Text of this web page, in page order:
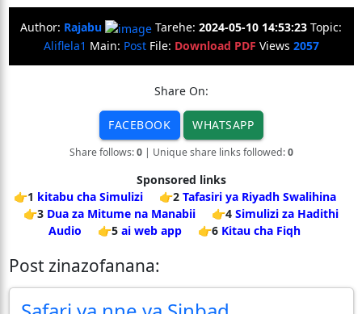
Author: Rajabu Tarehe: 2024-05-10 14:53:23 Topic:
Aliflela1 Main: PostFile: Download PDF Views 2057
Share On:
FACEBOOK WHATSAPP
Share follows:0| Unique share links followed:0
Sponsored links
👉1 kitabu cha Simulizi 👉2 Tafasiri ya Riyadh Swalihina
👉3 Dua za Mitume na Manabii 👉4 Simulizi za Hadithi
Audio
👉5 ai web app 👉6 Kitau cha Fiqh
Post zinazofanana: